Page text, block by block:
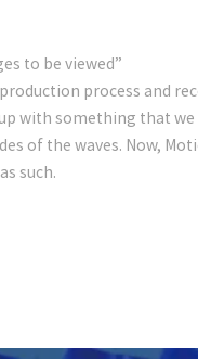
to be viewed”
process and
with something that
of the waves. Now,
such.